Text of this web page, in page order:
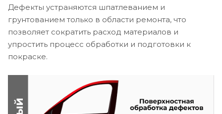
Дефекты устраняются шпатлеванием и
грунтованием только в области ремонта, что
позволяет сократить расход материалов и
упростить процесс обработки и подготовки к
покраске.